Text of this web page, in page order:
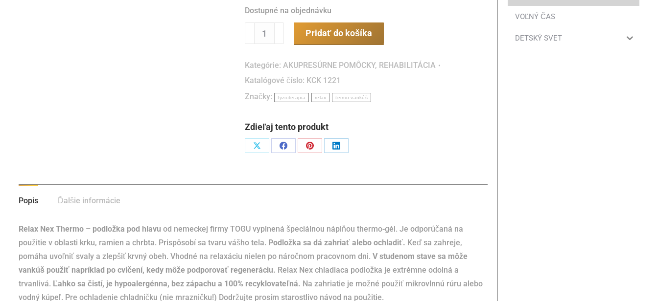
Dostupné na objednávku
množstvo
Relax
Thermo
-
podložka
hlavu
Pridať do košíka
Kategórie:AKUPRESÚRNE POMÔCKY, REHABILITÁCIA
Katalógové číslo: KCK 1221
Značky:
fyzioterapia relax termo vankúš
Zdieľaj tento produkt
Podiel Podiel Podiel Podiel
Popis Ďalšie informácie
Relax Nex Thermo – podložka pod hlavu od nemeckej firmy TOGU vyplnená špeciálnou náplňou thermo-gél. Je odporúčaná na
použitie v oblasti krku, ramien a chrbta. Prispôsobí sa tvaru vášho tela. Podložka sa dá zahriať alebo ochladiť. Keď sa zahreje,
pomáha uvoľniť svaly a zlepšiť krvný obeh. Vhodné na relaxáciu nielen po náročnom pracovnom dni. V studenom stave sa môže
vankúš použiť napríklad po cvičení, kedy môže podporovať regeneráciu. Relax Nex chladiaca podložka je extrémne odolná a
trvanlivá. Ľahko sa čistí, je hypoalergénna, bez zápachu a 100% recyklovateľná. Na zahriatie je možné použiť mikrovlnnú rúru alebo
vodný kúpeľ. Pre ochladenie chladničku (nie mrazničku!) Dodržujte prosím starostlivo návod na použitie.
VOĽNÝ ČAS
DETSKÝ SVET